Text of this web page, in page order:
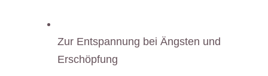
Zur Entspannung bei Ängsten und
Erschöpfung